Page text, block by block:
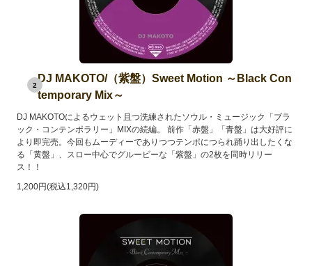
2
DJ MAKOTO/（紫盤）Sweet Motion ～Black Con
temporary Mix～
DJ MAKOTOによるウェット且つ洗練されたソウル・ミュージック「ブラ
ック・コンテンポラリー」MIXの続編。 前作「赤盤」「青盤」は大好評に
より即完売。今回もムーディーでありつつテンポにつられ踊り出したくな
る「黄盤」、スロー中心でグルービーな「紫盤」の2枚を同時リリー
ス！！
1,200円(税込1,320円)